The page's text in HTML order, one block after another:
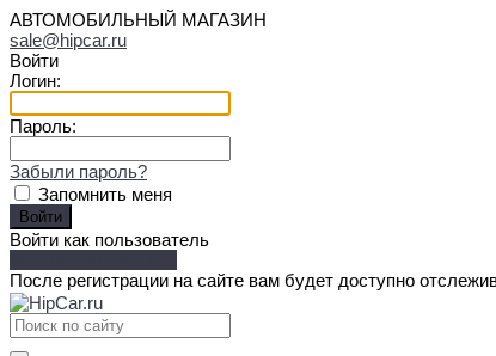
АВТОМОБИЛЬНЫЙ МАГАЗИН
sale@hipcar.ru
Войти
Логин:
Пароль:
Забыли пароль?
Запомнить меня
Войти как пользователь
После регистрации на сайте вам будет доступно